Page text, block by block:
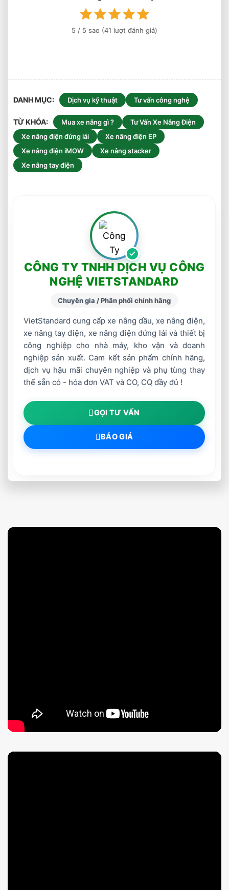
5 / 5 sao (41 lượt đánh giá)
DANH MỤC Dịch vụ kỹ thuật Tư vấn công nghệ
TỪ KHÓA Mua xe nâng gì ?
Tư Vấn Xe Nâng Điện
Xe nâng điện đứng lái
Xe nâng điện EP
Xe nâng điện iMOW
Xe nâng stacker
Xe nâng tay điện
CÔNG TY TNHH DỊCH VỤ CÔNG
NGHỆ VIETSTANDARD
Chuyên gia / Phân phối chính hãng
VietStandard cung cấp xe nâng dầu, xe nâng điện,
xe nâng tay điện, xe nâng điện đứng lái và thiết bị
công nghiệp cho nhà máy, kho vận và doanh
nghiệp sản xuất. Cam kết sản phẩm chính hãng,
dịch vụ hậu mãi chuyên nghiệp và phụ tùng thay
thế sẵn có - hóa đơn VAT và CO, CQ đầy đủ !
GỌI TƯ VẤN
BÁO GIÁ